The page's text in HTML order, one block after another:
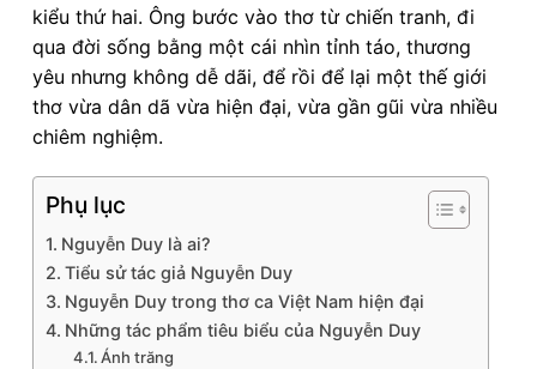
kiểu thứ hai. Ông bước vào thơ từ chiến tranh, đi
qua đời sống bằng một cái nhìn tỉnh táo, thương
yêu nhưng không dễ dãi, để rồi để lại một thế giới
thơ vừa dân dã vừa hiện đại, vừa gần gũi vừa nhiều
chiêm nghiệm.
Phụ lục
Nguyễn Duy là ai?
Tiểu sử tác giả Nguyễn Duy
Nguyễn Duy trong thơ ca Việt Nam hiện đại
Những tác phẩm tiêu biểu của Nguyễn Duy
Ánh trăng